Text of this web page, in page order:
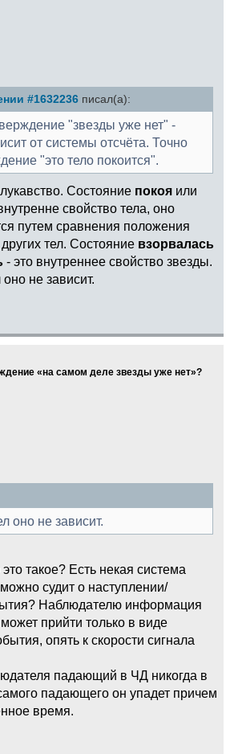
#1632236 писал(а):
"звезды уже нет" -
от системы отсчёта. Точно
"это тело покоится".
Состояние покоя или
свойство тела, оно
путем сравнения положения
тел. Состояние взорвалась
- это внутреннее свойство звезды.
не зависит.
«на самом деле звезды уже нет»?
оно не зависит.
такое? Есть некая система
судит о наступлении/
Наблюдателю информация
прийти только в виде
опять к скорости сигнала
падающий в ЧД никогда в
падающего он упадет причем
время.